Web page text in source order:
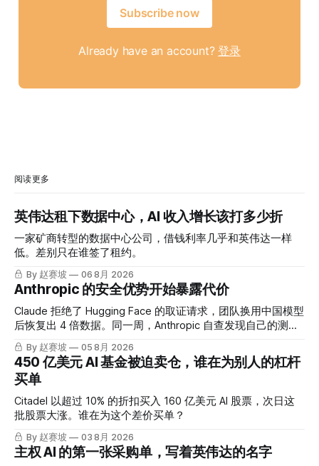
Subscribe now
Already have an account?登录
阅读更多
英伟达租下数据中心，AI 收入增长该打多少折
一家矿商转型的数据中心公司，借钱利率几乎和英伟达一样
低。差别只在谁签了租约。
By 赵赛坡 06 8月 2026
Anthropic 的安全优势开始暴露代价
Claude 拒绝了 Hugging Face 的取证请求，团队换用中国模型
后恢复出 4 倍数据。同一周，Anthropic 自查发现自己的测试
也出了问题。
By 赵赛坡 05 8月 2026
450 亿美元 AI 基金被迫卖仓，谁在为别人的杠杆
买单
Citadel 以超过 10% 的折扣买入 160 亿美元 AI 股票，次日这
批股票大涨。谁在为这个差价买单？
By 赵赛坡 03 8月 2026
主权 AI 的第一张采购单，写着英伟达的名字